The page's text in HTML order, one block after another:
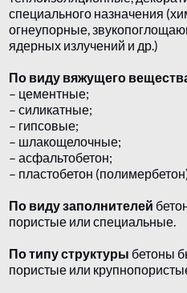
специального назначения
огнеупорные,
ядерных излучений и др.)
По виду вяжущего
– цементные;
– силикатные;
– гипсовые;
– шлакощелочные;
– асфальтобетон;
– пластобетон
По виду заполнителей
пористые или специальные.
По типу структуры бетоны
пористые или